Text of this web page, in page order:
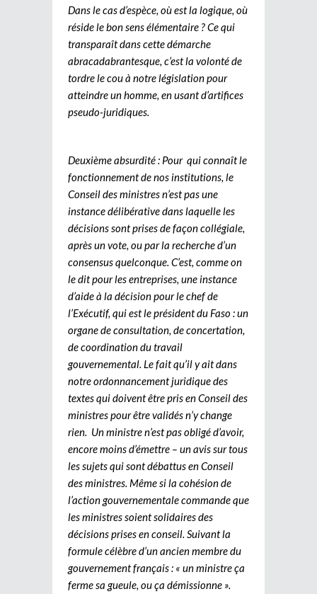
Dans le cas d’espèce, où est la logique, où
réside le bon sens élémentaire ? Ce qui
transparaît dans cette démarche
abracadabrantesque, c’est la volonté de
tordre le cou à notre législation pour
atteindre un homme, en usant d’artifices
pseudo-juridiques.
Deuxième absurdité : Pour qui connaît le
fonctionnement de nos institutions, le
Conseil des ministres n’est pas une
instance délibérative dans laquelle les
décisions sont prises de façon collégiale,
après un vote, ou par la recherche d’un
consensus quelconque. C’est, comme on
le dit pour les entreprises, une instance
d’aide à la décision pour le chef de
l’Exécutif, qui est le président du Faso : un
organe de consultation, de concertation,
de coordination du travail
gouvernemental. Le fait qu’il y ait dans
notre ordonnancement juridique des
textes qui doivent être pris en Conseil des
ministres pour être validés n’y change
rien. Un ministre n’est pas obligé d’avoir,
encore moins d’émettre – un avis sur tous
les sujets qui sont débattus en Conseil
des ministres. Même si la cohésion de
l’action gouvernementale commande que
les ministres soient solidaires des
décisions prises en conseil. Suivant la
formule célèbre d’un ancien membre du
gouvernement français : « un ministre ça
ferme sa gueule, ou ça démissionne ».